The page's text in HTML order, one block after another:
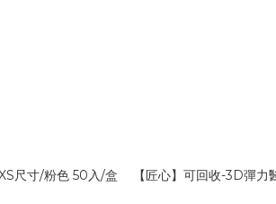
尺寸/粉色 50入/盒
【匠心】可回收-3D彈